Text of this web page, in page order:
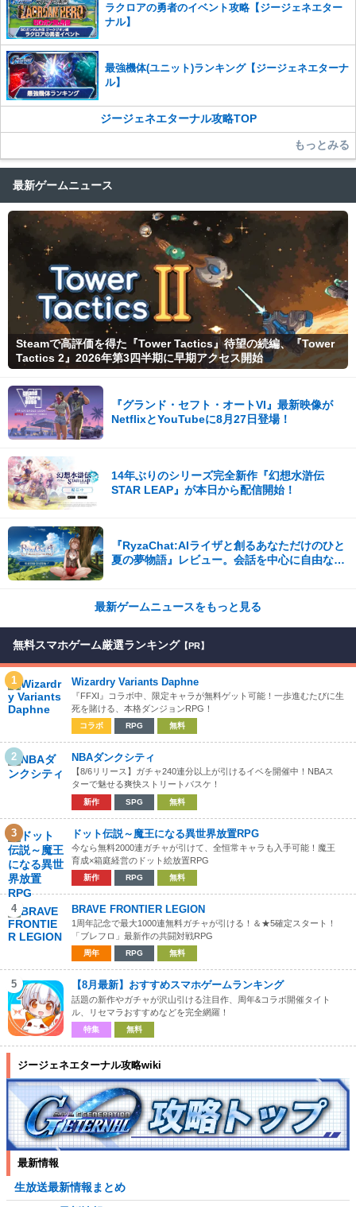
ラクロアの勇者のイベント攻略【ジージェネエター
ナル】
最強機体(ユニット)ランキング【ジージェネエターナ
ル】
ジージェネエターナル攻略TOP
もっとみる
最新ゲームニュース
Steamで高評価を得た『Tower Tactics』待望の続編、『Tower
Tactics 2』2026年第3四半期に早期アクセス開始
『グランド・セフト・オートVI』最新映像が
NetflixとYouTubeに8月27日登場！
14年ぶりのシリーズ完全新作『幻想水滸伝
STAR LEAP』が本日から配信開始！
『RyzaChat:AIライザと創るあなただけのひと
夏の夢物語』レビュー。会話を中心に自由な冒
最新ゲームニュースをもっと見る
無料スマホゲーム厳選ランキング 【PR】
1 Wizardry Variants Daphne
『FFXI』コラボ中、限定キャラが無料ゲット可能！一歩進むたびに生
死を賭ける、本格ダンジョンRPG！
コラボ RPG 無料
2 NBAダンクシティ
【8/6リリース】ガチャ240連分以上が引けるイベを開催中！NBAス
ターで魅せる爽快ストリートバスケ！
新作 SPG 無料
3 ドット伝説～魔王になる異世界放置RPG
今なら無料2000連ガチャが引けて、全恒常キャラも入手可能！魔王
育成×箱庭経営のドット絵放置RPG
新作 RPG 無料
4 BRAVE FRONTIER LEGION
1周年記念で最大1000連無料ガチャが引ける！＆★5確定スタート！
「ブレフロ」最新作の共闘対戦RPG
周年 RPG 無料
5 【8月最新】おすすめスマホゲームランキング
話題の新作やガチャが沢山引ける注目作、周年&コラボ開催タイト
ル、リセマラおすすめなどを完全網羅！
特集 無料
ジージェネエターナル攻略wiki
最新情報
生放送最新情報まとめ